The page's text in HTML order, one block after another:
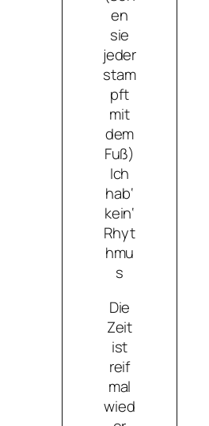
en
sie
jeder
stam
pft
mit
dem
Fuß)
Ich
hab‘
kein‘
Rhyt
hmu
s
Die
Zeit
ist
reif
mal
wied